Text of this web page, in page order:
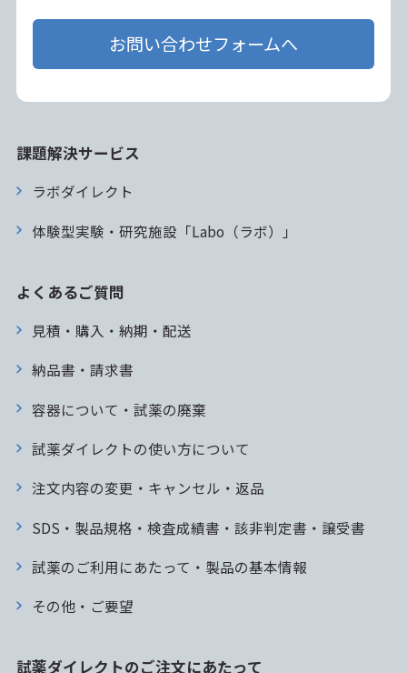
お問い合わせフォームへ
課題解決サービス
ラボダイレクト
体験型実験・研究施設「Labo（ラボ）」
よくあるご質問
見積・購入・納期・配送
納品書・請求書
容器について・試薬の廃棄
試薬ダイレクトの使い方について
注文内容の変更・キャンセル・返品
SDS・製品規格・検査成績書・該非判定書・譲受書
試薬のご利用にあたって・製品の基本情報
その他・ご要望
試薬ダイレクトのご注文にあたって